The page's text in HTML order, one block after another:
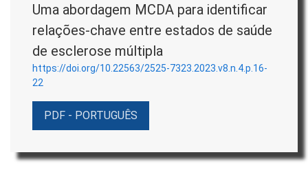
Uma abordagem MCDA para identificar
relações-chave entre estados de saúde
de esclerose múltipla
https://doi.org/10.22563/2525-7323.2023.v8.n.4.p.16-
22
PDF - PORTUGUÊS